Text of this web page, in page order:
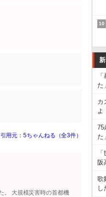
引用元：5ちゃんねる（全3件）
。 大規模災害時の首都機
10
た
カ
よ
75
た
阪
歌
し